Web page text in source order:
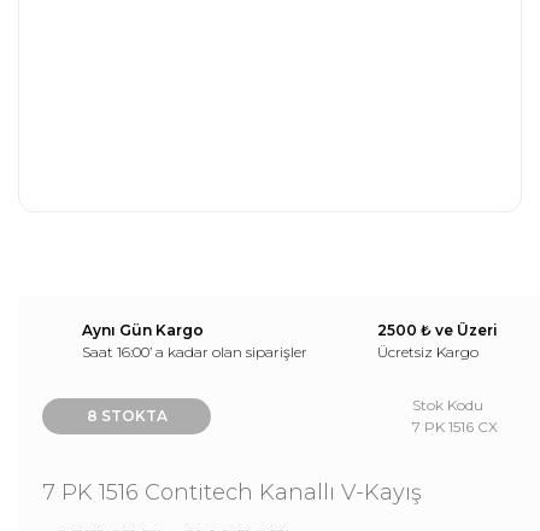
Aynı Gün Kargo
Saat 16:00’ a kadar olan siparişler
2500 ₺ ve Üzeri
Ücretsiz Kargo
8 STOKTA
Stok Kodu
7 PK 1516 CX
7 PK 1516 Contitech Kanallı V-Kayış